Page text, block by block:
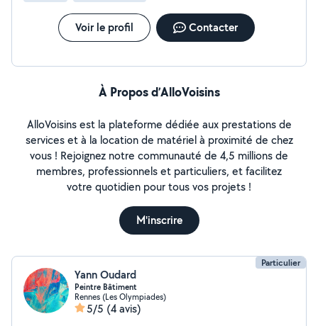
Voir le profil Contacter
À Propos d’AlloVoisins
AlloVoisins est la plateforme dédiée aux prestations de
services et à la location de matériel à proximité de chez
vous ! Rejoignez notre communauté de 4,5 millions de
membres, professionnels et particuliers, et facilitez
votre quotidien pour tous vos projets !
M'inscrire
Particulier
Yann Oudard
Peintre Bâtiment
Rennes (Les Olympiades)
5/5 (4 avis)